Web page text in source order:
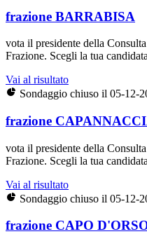
frazione BARRABISA
vota il presidente della
Frazione. Scegli la tua
Vai al risultato
Sondaggio chiuso il 05-12-
frazione
vota il presidente della
Frazione. Scegli la tua
Vai al risultato
Sondaggio chiuso il 05-12-
frazione CAPO